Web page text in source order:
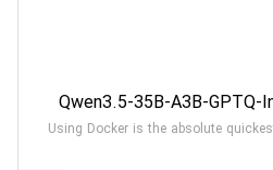
Qwen3.5-35B-A3B-
Using Docker is the absolute